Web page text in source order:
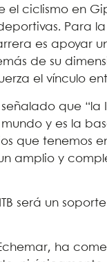
el ciclismo en
Para
es apoyar
de su
el vínculo
que “la
y es la
que tenemos
amplio y
será un
ha